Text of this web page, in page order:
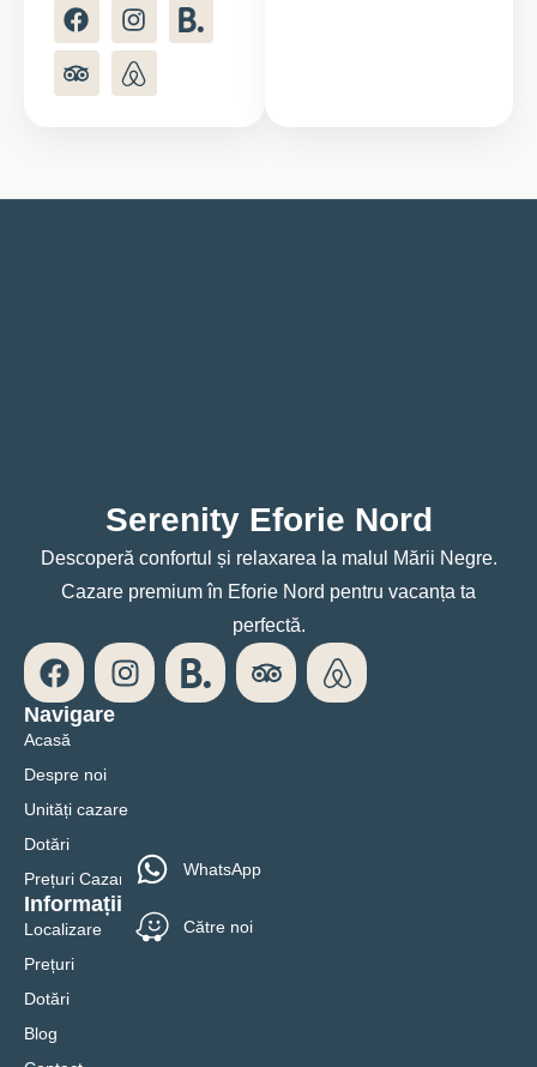
Serenity Eforie Nord
Descoperă confortul și relaxarea la malul Mării Negre.
Cazare premium în Eforie Nord pentru vacanța ta
perfectă.
Navigare
Acasă
Despre noi
Unități cazare
Dotări
Prețuri Cazare 2025
Informații
Localizare
Prețuri
Dotări
Blog
WhatsApp
Către noi